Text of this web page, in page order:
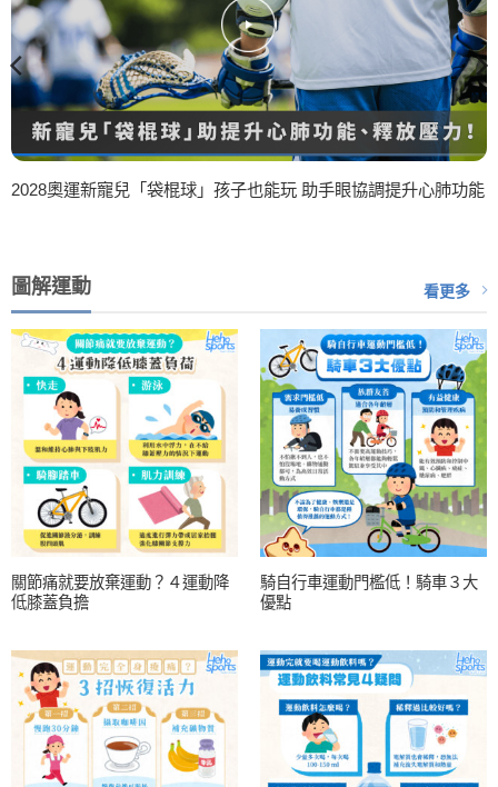
2028奧運新寵兒「袋棍球」孩子也能玩 助手眼協調提升心肺功能
圖解運動 看更多
關節痛就要放棄運動？４運動降
低膝蓋負擔
騎自行車運動門檻低！騎車３大
優點